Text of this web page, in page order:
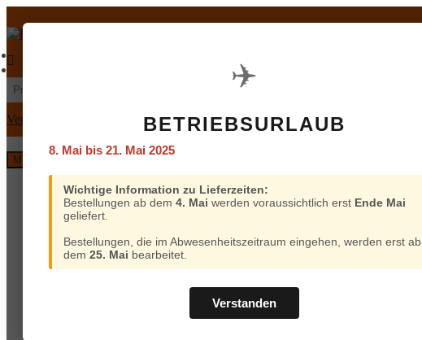
✈️
BETRIEBSURLAUB
8. Mai bis 21. Mai 2025
Wichtige Information zu Lieferzeiten:
Bestellungen ab dem 4. Mai werden voraussichtlich erst Ende Mai
geliefert.
Bestellungen, die im Abwesenheitszeitraum eingehen, werden erst ab
dem 25. Mai bearbeitet.
Verstanden
Navigation
springen
Inhalt
springen
Suchen
nach:
Versand und Bezahlung
Menü
Home
Custom Chrome
Motorcycle Storehouse
Zodiac
ProBrake